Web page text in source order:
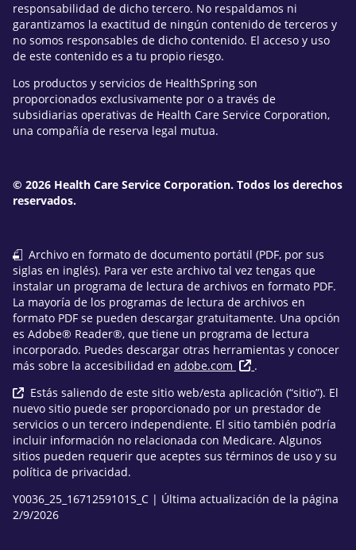
responsabilidad de dicho tercero. No respaldamos ni
garantizamos la exactitud de ningún contenido de terceros y
no somos responsables de dicho contenido. El acceso y uso
de este contenido es a tu propio riesgo.
Los productos y servicios de HealthSpring son
proporcionados exclusivamente por o a través de
subsidiarias operativas de Health Care Service Corporation,
una compañía de reserva legal mutua.
© 2026 Health Care Service Corporation. Todos los derechos
reservados.
Archivo en formato de documento portátil (PDF, por sus
siglas en inglés). Para ver este archivo tal vez tengas que
instalar un programa de lectura de archivos en formato PDF.
La mayoría de los programas de lectura de archivos en
formato PDF se pueden descargar gratuitamente. Una opción
es Adobe® Reader®, que tiene un programa de lectura
incorporado. Puedes descargar otras herramientas y conocer
más sobre la accesibilidad en adobe.com
.
Estás saliendo de este sitio web/esta aplicación (“sitio”). El
nuevo sitio puede ser proporcionado por un prestador de
servicios o un tercero independiente. El sitio también podría
incluir información no relacionada con Medicare. Algunos
sitios pueden requerir que aceptes sus términos de uso y su
política de privacidad.
Y0036_25_1671259101S_C | Última actualización de la página
2/9/2026